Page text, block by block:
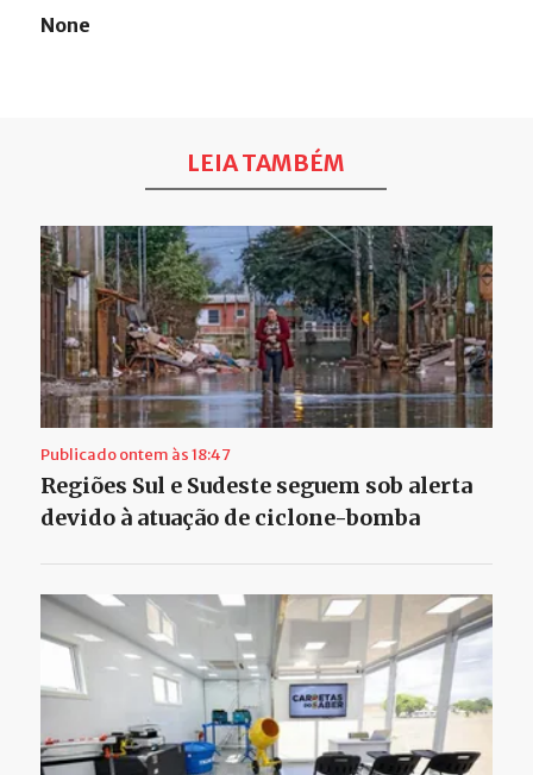
None
LEIA TAMBÉM
Publicado ontem às 18:47
Regiões Sul e Sudeste seguem sob alerta
devido à atuação de ciclone-bomba